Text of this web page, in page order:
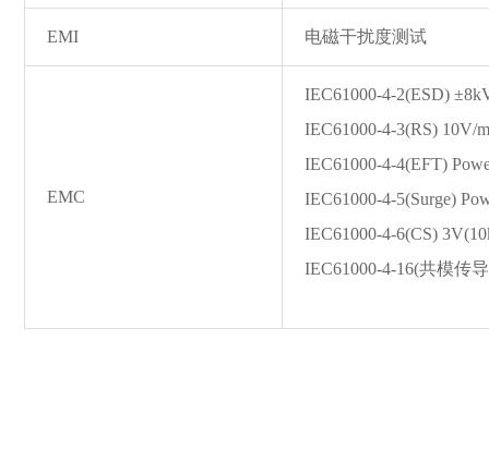
EMI 电磁干扰度测试
EMC
IEC61000-4-2(ESD)
IEC61000-4-3(RS) 10V/
IEC61000-4-4(EFT)
IEC61000-4-5(Surge)
IEC61000-4-6(CS)
IEC61000-4-16(共模传